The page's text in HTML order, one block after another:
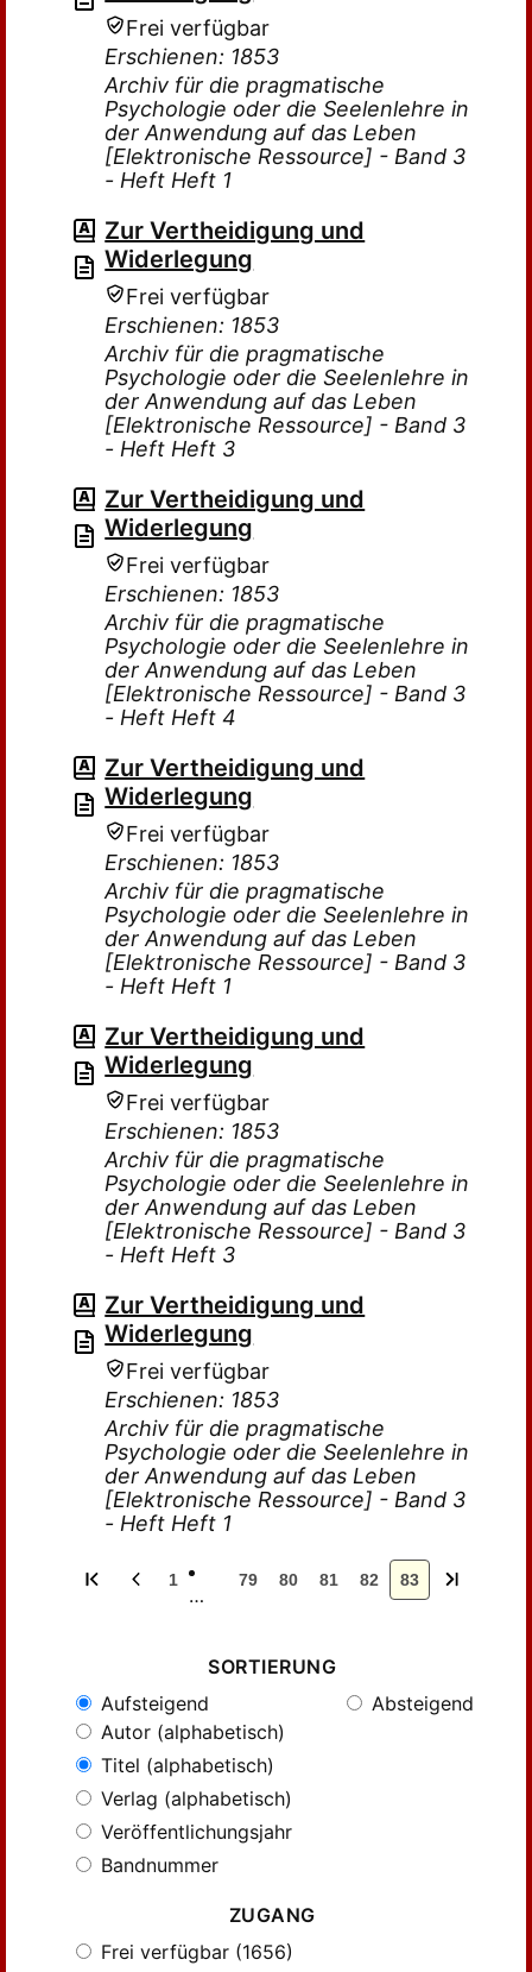
Frei verfügbar
Erschienen: 1853
Archiv für die pragmatische
Psychologie oder die Seelenlehre in
der Anwendung auf das Leben
[Elektronische Ressource] - Band 3
- Heft Heft 1
Zur Vertheidigung und
Widerlegung
Frei verfügbar
Erschienen: 1853
Archiv für die pragmatische
Psychologie oder die Seelenlehre in
der Anwendung auf das Leben
[Elektronische Ressource] - Band 3
- Heft Heft 3
Zur Vertheidigung und
Widerlegung
Frei verfügbar
Erschienen: 1853
Archiv für die pragmatische
Psychologie oder die Seelenlehre in
der Anwendung auf das Leben
[Elektronische Ressource] - Band 3
- Heft Heft 4
Zur Vertheidigung und
Widerlegung
Frei verfügbar
Erschienen: 1853
Archiv für die pragmatische
Psychologie oder die Seelenlehre in
der Anwendung auf das Leben
[Elektronische Ressource] - Band 3
- Heft Heft 1
Zur Vertheidigung und
Widerlegung
Frei verfügbar
Erschienen: 1853
Archiv für die pragmatische
Psychologie oder die Seelenlehre in
der Anwendung auf das Leben
[Elektronische Ressource] - Band 3
- Heft Heft 3
Zur Vertheidigung und
Widerlegung
Frei verfügbar
Erschienen: 1853
Archiv für die pragmatische
Psychologie oder die Seelenlehre in
der Anwendung auf das Leben
[Elektronische Ressource] - Band 3
- Heft Heft 1
1
…
79 80 81 82 83
SORTIERUNG
Aufsteigend
Absteigend
Autor (alphabetisch)
Titel (alphabetisch)
Verlag (alphabetisch)
Veröffentlichungsjahr
Bandnummer
ZUGANG
Frei verfügbar (1656)